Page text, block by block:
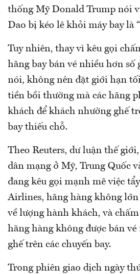
thống Mỹ Donald Trump nói
Dao bị kéo lê khỏi máy bay là
Tuy nhiên, thay vì kêu gọi
hãng bay bán vé nhiều hơn số
nói, không nên đặt giới hạn
tiền bồi thường mà các hãng
khách để khách nhường ghế
bay thiếu chỗ.
Theo Reuters, dư luận thế
dân mạng ở Mỹ, Trung Quốc
đang kêu gọi mạnh mẽ việc
Airlines, hãng hàng không
về lượng hành khách, và
hãng hàng không được bán vé
ghế trên các chuyến bay.
Trong phiên giao dịch ngày